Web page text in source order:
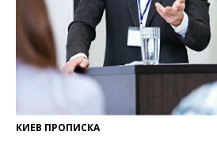
КИЕВ ПРОПИСКА